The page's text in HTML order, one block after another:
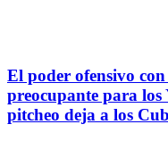
El poder ofensivo
preocupante para los
pitcheo deja a los